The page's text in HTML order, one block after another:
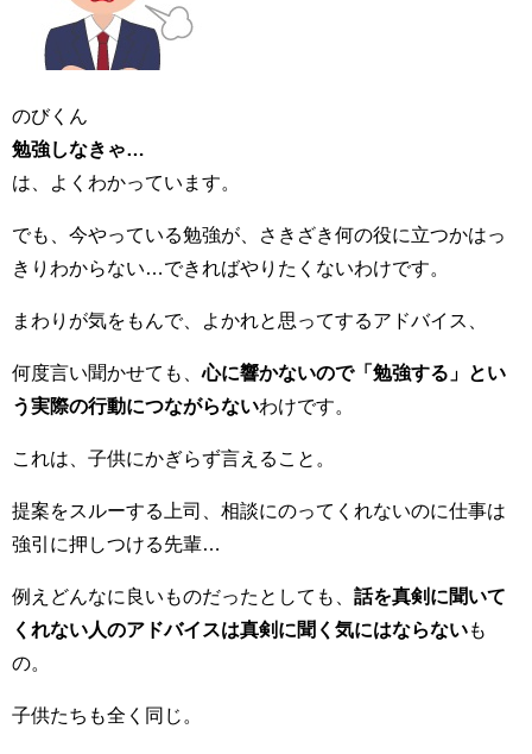
のびくん
勉強しなきゃ…
は、よくわかっています。
でも、今やっている勉強が、さきざき何の役に立つかはっ
きりわからない…できればやりたくないわけです。
まわりが気をもんで、よかれと思ってするアドバイス、
何度言い聞かせても、心に響かないので「勉強する」とい
う実際の行動につながらないわけです。
これは、子供にかぎらず言えること。
提案をスルーする上司、相談にのってくれないのに仕事は
強引に押しつける先輩…
例えどんなに良いものだったとしても、 話を真剣に聞いて
くれない人のアドバイスは真剣に聞く気にはならないも
の。
子供たちも全く同じ。